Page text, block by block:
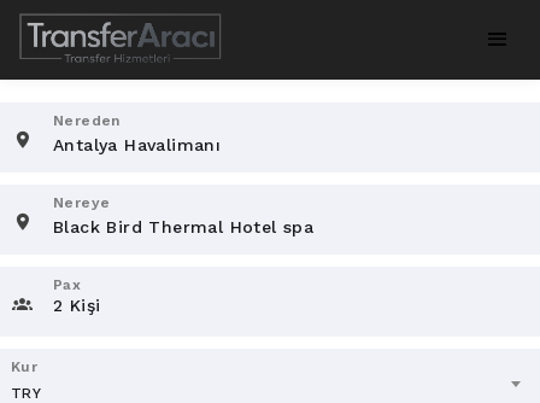
Nereden
Nereye
Pax
2 Kişi
Kur
TRY